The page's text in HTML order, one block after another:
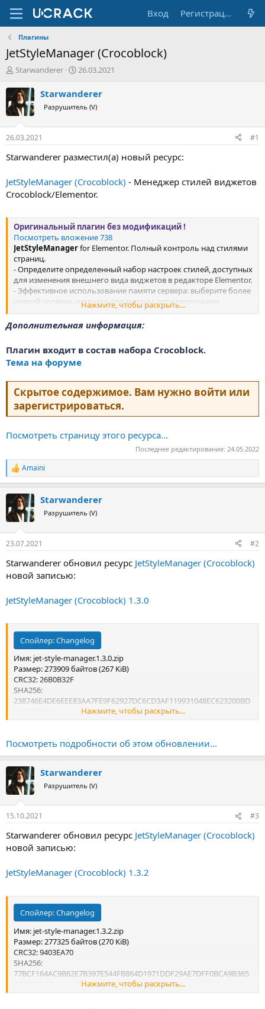
Вход Регистрация
Плагины
JetStyleManager (Crocoblock)
А
т
о
р
т
е
м
ы
Starwanderer
Д
т
н
а
л
26.03.2021
Starwanderer
Разрушитель (V)
26.03.2021 #1
Starwanderer разместил(а) новый ресурс:
JetStyleManager (Crocoblock) - Менеджер стилей виджетов
Crocoblock/Elementor.
Оригинальный плагин без модификаций !
Посмотреть вложение 738
JetStyleManagerfor Elementor. Полный контроль над стилями
страниц.
- Определите определенный набор настроек стилей, доступных
для изменения внешнего вида виджетов в редакторе Elementor.
- Эффективное использование памяти сервера: выберите более
низкий уровень нагрузки редактора с определенными
настройками стиля и одновременно увеличьте
производительность вашего...
Нажмите, чтобы раскрыть...
Дополнительная информация:
Плагин входит в состав набора Crocoblock.
Тема на форуме
Скрытое содержимое. Вам нужно войти или
зарегистрироваться.
Посмотреть страницу этого ресурса...
Последнее редактирование: 24.05.2022
Р
е
к
ц
и
Amaini
Starwanderer
Разрушитель (V)
23.07.2021 #2
Starwanderer обновил ресурс JetStyleManager (Crocoblock)
новой записью:
JetStyleManager (Crocoblock) 1.3.0
Спойлер:Changelog
Имя: jet-style-manager.1.3.0.zip
Размер: 273909 байтов (267 KiB)
CRC32: 26B0B32F
SHA256:
238746E4DE6EEE83AA7FE9F62927DC6CD3AF119931048EC623200BD
SHA1: E9054C1073E9483124BD2EB060E1F4FDCB131A7E
Нажмите, чтобы раскрыть...
Посмотреть подробности об этом обновлении...
Starwanderer
Разрушитель (V)
15.10.2021 #3
Starwanderer обновил ресурс JetStyleManager (Crocoblock)
новой записью:
JetStyleManager (Crocoblock) 1.3.2
Спойлер:Changelog
Имя: jet-style-manager.1.3.2.zip
Размер: 277325 байтов (270 KiB)
CRC32: 9403EA70
SHA256:
77BCF164AC9B62E7B397E544FB864D1971DDF29AE7DFF0BCA9B365
SHA1: 8D69A246A9BC2F16FB036E37B6D828CF7778004B
Нажмите, чтобы раскрыть...